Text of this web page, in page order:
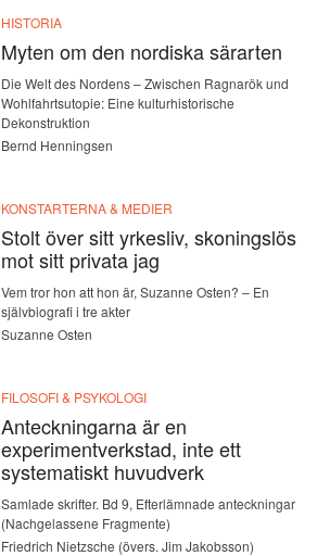
HISTORIA
Myten om den nordiska särarten
Die Welt des Nordens – Zwischen Ragnarök und
Wohlfahrtsutopie: Eine kulturhistorische
Dekonstruktion
Bernd Henningsen
KONSTARTERNA & MEDIER
Stolt över sitt yrkesliv, skoningslös
mot sitt privata jag
Vem tror hon att hon är, Suzanne Osten? – En
självbiografi i tre akter
Suzanne Osten
FILOSOFI & PSYKOLOGI
Anteckningarna är en
experimentverkstad, inte ett
systematiskt huvudverk
Samlade skrifter. Bd 9, Efterlämnade anteckningar
(Nachgelassene Fragmente)
Friedrich Nietzsche (övers. Jim Jakobsson)